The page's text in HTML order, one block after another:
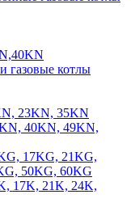
газовые котлы
23KN, 35KN
40KN, 49KN,
17KG, 21KG,
50KG, 60KG
17K, 21K, 24K,